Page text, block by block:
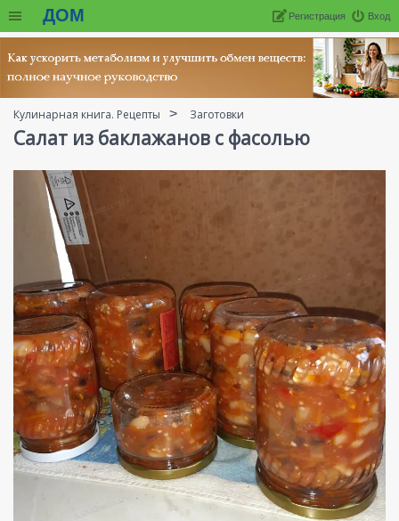
ДОМ Вход
Регистрация
Кулинарная книга. Рецепты Заготовки
Салат из баклажанов с фасолью